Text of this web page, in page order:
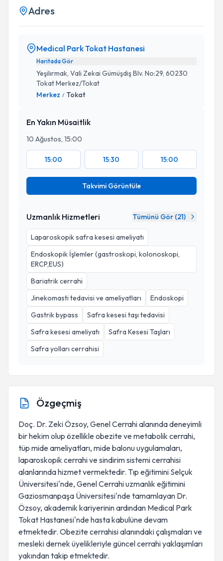
Adres
Medical Park Tokat Hastanesi
Haritada Gör
Yeşilırmak, Vali Zekai Gümüşdiş Blv. No:29, 60230
Tokat Merkez/Tokat
Merkez / Tokat
En Yakın Müsaitlik
10 Ağustos, 15:00
15:00 15:30 15:00
Takvimi Görüntüle
Uzmanlık Hizmetleri Tümünü Gör (21)
Laparoskopik safra kesesi ameliyatı
Endoskopik İşlemler (gastroskopi, kolonoskopi,
ERCP,EUS)
Bariatrik cerrahi
Jinekomasti tedavisi ve ameliyatları
Endoskopi
Gastrik bypass
Safra kesesi taşı tedavisi
Safra kesesi ameliyatı
Safra Kesesi Taşları
Safra yolları cerrahisi
Özgeçmiş
Doç. Dr. Zeki Özsoy, Genel Cerrahi alanında deneyimli
bir hekim olup özellikle obezite ve metabolik cerrahi,
tüp mide ameliyatları, mide balonu uygulamaları,
laparoskopik cerrahi ve sindirim sistemi cerrahisi
alanlarında hizmet vermektedir. Tıp eğitimini Selçuk
Üniversitesi'nde, Genel Cerrahi uzmanlık eğitimini
Gaziosmanpaşa Üniversitesi'nde tamamlayan Dr.
Özsoy, akademik kariyerinin ardından Medical Park
Tokat Hastanesi'nde hasta kabulüne devam
etmektedir. Obezite cerrahisi alanındaki çalışmaları ve
mesleki dernek üyelikleriyle güncel cerrahi yaklaşımları
yakından takip etmektedir.